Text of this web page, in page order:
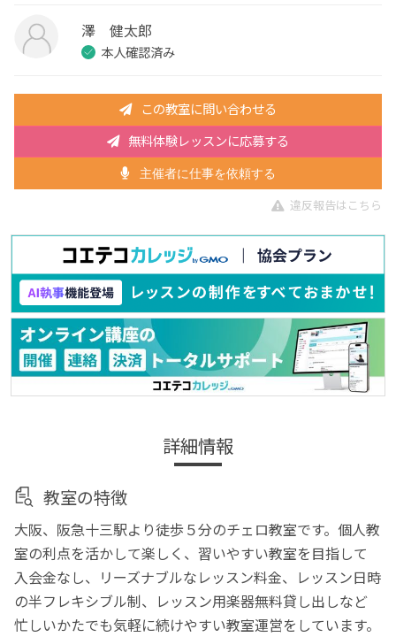
澤 健太郎
本人確認済み
この教室に問い合わせる
無料体験レッスンに応募する
主催者に仕事を依頼する
違反報告はこちら
詳細情報
教室の特徴
大阪、阪急十三駅より徒歩５分のチェロ教室です。個人教
室の利点を活かして楽しく、習いやすい教室を目指して
入会金なし、リーズナブルなレッスン料金、レッスン日時
の半フレキシブル制、レッスン用楽器無料貸し出しなど
忙しいかたでも気軽に続けやすい教室運営をしています。